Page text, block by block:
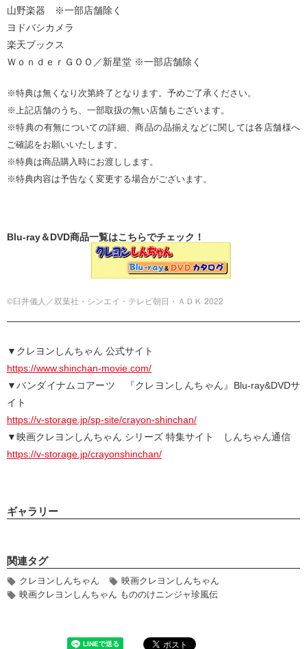
山野楽器 ※一部店舗除く
ヨドバシカメラ
楽天ブックス
ＷｏｎｄｅｒＧＯＯ／新星堂 ※一部店舗除く
※特典は無くなり次第終了となります。予めご了承ください。
※上記店舗のうち、一部取扱の無い店舗もございます。
※特典の有無についての詳細、商品の品揃えなどに関しては各店舗様へ
ご確認をお願いいたします。
※特典は商品購入時にお渡しします。
※特典内容は予告なく変更する場合がございます。
Blu-ray＆DVD商品一覧はこちらでチェック！
©臼井儀人／双葉社・シンエイ・テレビ朝日・ＡＤＫ 2022
▼クレヨンしんちゃん 公式サイト
https://www.shinchan-movie.com/
▼バンダイナムコアーツ 『クレヨンしんちゃん』Blu-ray&DVDサ
イト
https://v-storage.jp/sp-site/crayon-shinchan/
▼映画クレヨンしんちゃん シリーズ 特集サイト しんちゃん通信
https://v-storage.jp/crayonshinchan/
ギャラリー
関連タグ
クレヨンしんちゃん
映画クレヨンしんちゃん
映画クレヨンしんちゃん もののけニンジャ珍風伝